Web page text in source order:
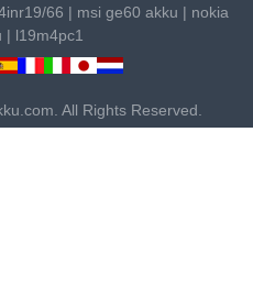
66 | msi ge60 akku | nokia
| l19m4pc1
All Rights Reserved.